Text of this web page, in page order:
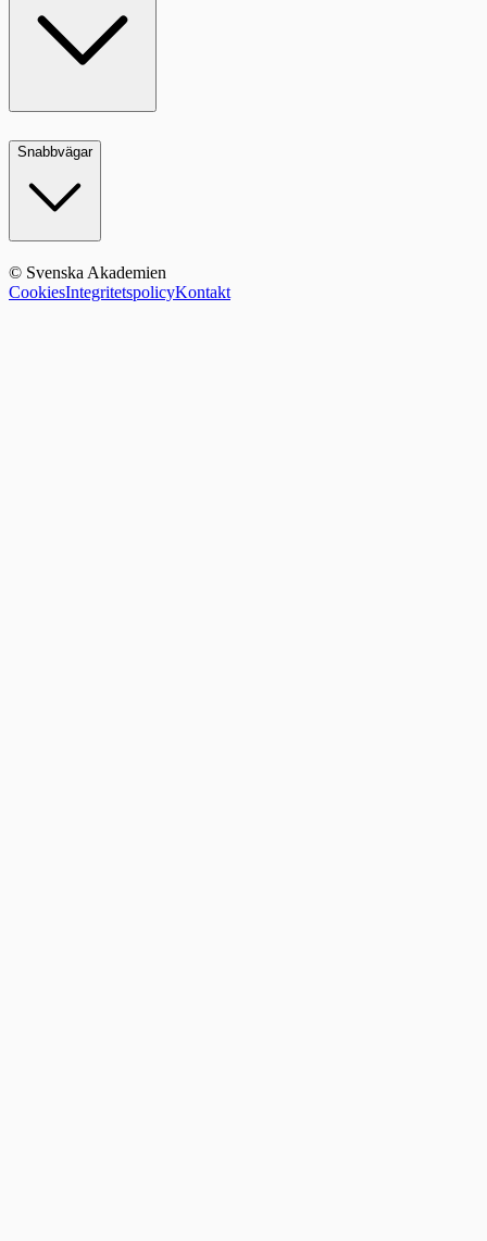
Snabbvägar
© Svenska Akademien
CookiesIntegritetspolicyKontakt